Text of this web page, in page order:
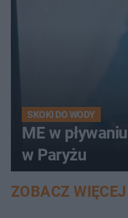
SKOKI DO WODY
ME w
w Paryżu
ZOBACZ WIĘCEJ